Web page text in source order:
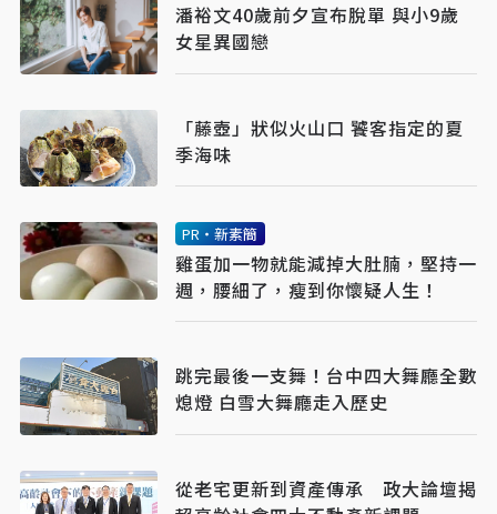
潘裕文40歲前夕宣布脫單 與小9歲
女星異國戀
「藤壺」狀似火山口 饕客指定的夏
季海味
PR・新素簡
雞蛋加一物就能減掉大肚腩，堅持一
週，腰細了，瘦到你懷疑人生！
跳完最後一支舞！台中四大舞廳全數
熄燈 白雪大舞廳走入歷史
從老宅更新到資產傳承 政大論壇揭